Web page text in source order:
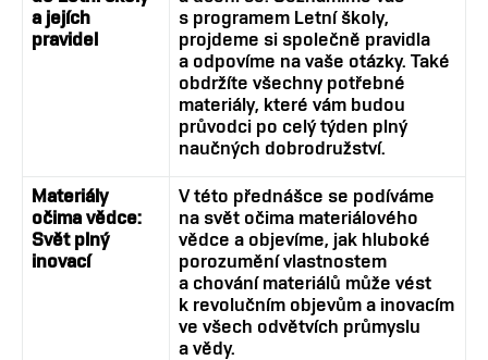
a jejích
pravidel
s programem Letní školy,
projdeme si společně pravidla
a odpovíme na vaše otázky. Také
obdržíte všechny potřebné
materiály, které vám budou
průvodci po celý týden plný
naučných dobrodružství.
Materiály
očima vědce:
Svět plný
inovací
V této přednášce se podíváme
na svět očima materiálového
vědce a objevíme, jak hluboké
porozumění vlastnostem
a chování materiálů může vést
k revolučním objevům a inovacím
ve všech odvětvích průmyslu
a vědy.